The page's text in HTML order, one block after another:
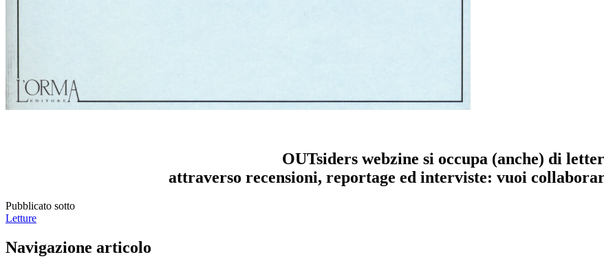
OUTsiders webzine si occupa (anche) di
attraverso recensioni, reportage ed interviste: vuoi
Pubblicato sotto
Letture
Navigazione articolo